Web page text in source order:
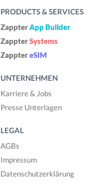
PRODUCTS & SERVICES
ZappterApp Builder
ZappterSystems
ZapptereSIM
UNTERNEHMEN
Karriere & Jobs
Presse Unterlagen
LEGAL
AGBs
Impressum
Datenschutzerklärung